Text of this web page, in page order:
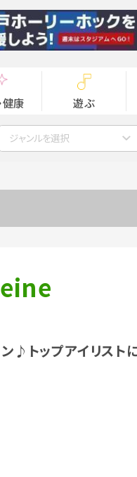
健康 遊ぶ
ジャンルを選択
♪トップアイリスト